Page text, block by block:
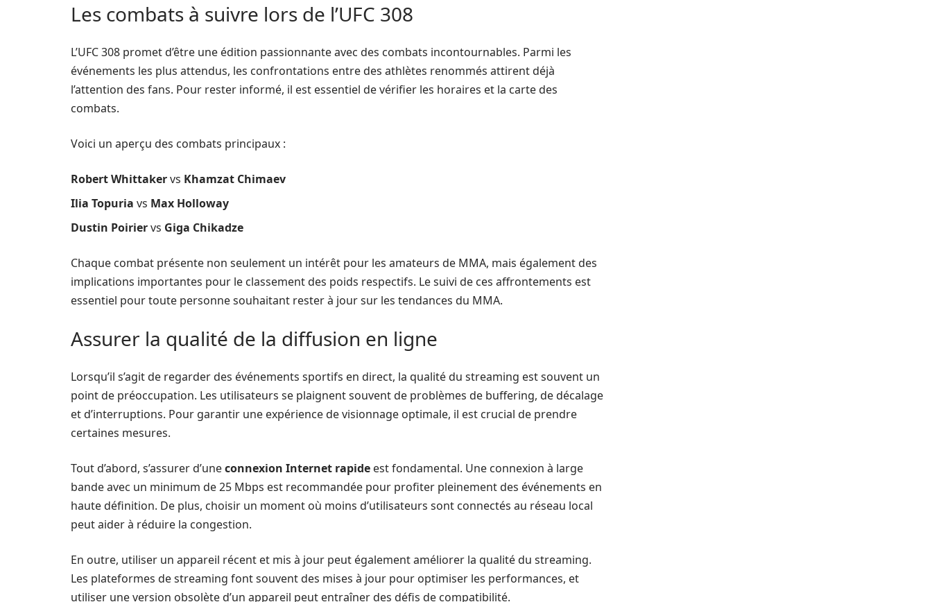
Les combats à suivre lors de l’UFC 308
L’UFC 308 promet d’être une édition passionnante avec des combats incontournables. Parmi les
événements les plus attendus, les confrontations entre des athlètes renommés attirent déjà
l’attention des fans. Pour rester informé, il est essentiel de vérifier les horaires et la carte des
combats.
Voici un aperçu des combats principaux :
Robert Whittakervs Khamzat Chimaev
Ilia Topuria vs Max Holloway
Dustin Poiriervs Giga Chikadze
Chaque combat présente non seulement un intérêt pour les amateurs de MMA, mais également des
implications importantes pour le classement des poids respectifs. Le suivi de ces affrontements est
essentiel pour toute personne souhaitant rester à jour sur les tendances du MMA.
Assurer la qualité de la diffusion en ligne
Lorsqu’il s’agit de regarder des événements sportifs en direct, la qualité du streaming est souvent un
point de préoccupation. Les utilisateurs se plaignent souvent de problèmes de buffering, de décalage
et d’interruptions. Pour garantir une expérience de visionnage optimale, il est crucial de prendre
certaines mesures.
Tout d’abord, s’assurer d’uneconnexion Internet rapide est fondamental. Une connexion à large
bande avec un minimum de 25 Mbps est recommandée pour profiter pleinement des événements en
haute définition. De plus, choisir un moment où moins d’utilisateurs sont connectés au réseau local
peut aider à réduire la congestion.
En outre, utiliser un appareil récent et mis à jour peut également améliorer la qualité du streaming.
Les plateformes de streaming font souvent des mises à jour pour optimiser les performances, et
utiliser une version obsolète d’un appareil peut entraîner des défis de compatibilité.